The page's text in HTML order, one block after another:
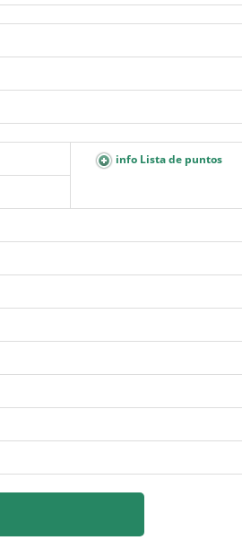
info Lista de puntos